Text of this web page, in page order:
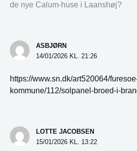
de nye Calum-huse i Laanshøj?
ASBJØRN
14/01/2026 KL. 21:26
https://www.sn.dk/art520064/
kommune/112/solpanel-broed-i-
LOTTE JACOBSEN
15/01/2026 KL. 13:22